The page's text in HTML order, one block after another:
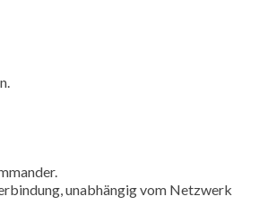
unabhängig vom Netzwerk